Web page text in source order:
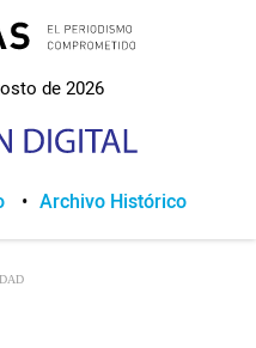
de 2026
Archivo Histórico